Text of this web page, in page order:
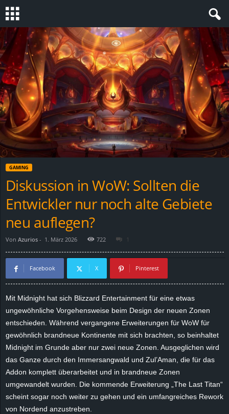
S
t
e
v
i
n
GAMING
Diskussion in WoW: Sollten die
Entwickler nur noch alte Gebiete
neu auflegen?
Von Azurios - 1. März 2026 722 1
Facebook X Pinterest
Mit Midnight hat sich Blizzard Entertainment für eine etwas
ungewöhnliche Vorgehensweise beim Design der neuen Zonen
entschieden. Während vergangene Erweiterungen für WoW für
gewöhnlich brandneue Kontinente mit sich brachten, so beinhaltet
Midnight im Grunde aber nur zwei neue Zonen. Ausgeglichen wird
das Ganze durch den Immersangwald und Zul’Aman, die für das
Addon komplett überarbeitet und in brandneue Zonen
umgewandelt wurden. Die kommende Erweiterung „The Last Titan“
scheint sogar noch weiter zu gehen und ein umfangreiches Rework
von Nordend anzustreben.